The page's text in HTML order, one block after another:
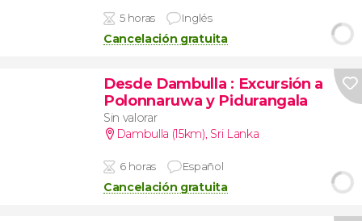
5 horas Inglés
Cancelación gratuita
Desde Dambulla : Excursión a
Polonnaruwa y Pidurangala
Sin valorar
Dambulla (15km), Sri Lanka
6 horas Español
Cancelación gratuita